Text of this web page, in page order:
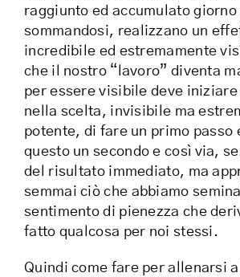
raggiunto ed accumulato giorno
sommandosi, realizzano un
incredibile ed estremamente
che il nostro “lavoro” diventa
per essere visibile deve
nella scelta, invisibile ma
potente, di fare un primo passo
questo un secondo e così via,
del risultato immediato, ma
semmai ciò che abbiamo
sentimento di pienezza che
fatto qualcosa per noi stessi.
Quindi come fare per allenarsi